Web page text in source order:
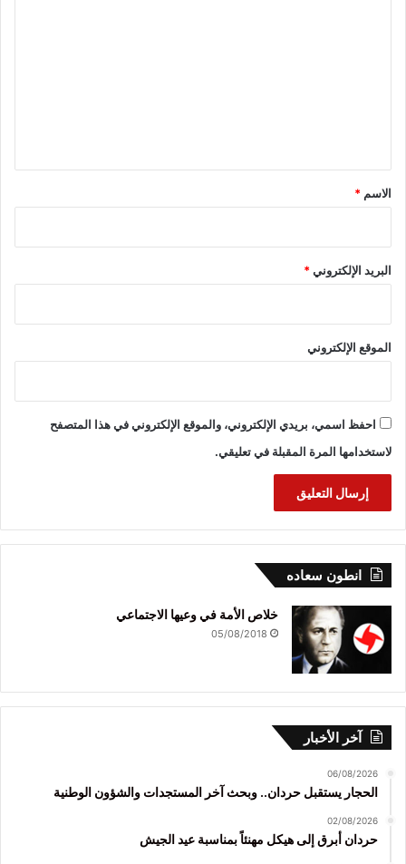
*
الاسم *
البريد الإلكتروني*
الموقع الإلكتروني
احفظ اسمي، بريدي الإلكتروني، والموقع الإلكتروني في هذا المتصفح
لاستخدامها المرة المقبلة في تعليقي.
انطون سعاده
خلاص الأمة في وعيها الاجتماعي
05/08/2018
آخر الأخبار
06/08/2026
الحجار يستقبل حردان.. وبحث آخر المستجدات والشؤون الوطنية
02/08/2026
حردان أبرق إلى هيكل مهنئاً بمناسبة عيد الجيش